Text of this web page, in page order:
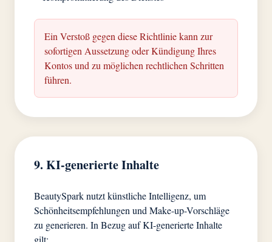
Ein Verstoß gegen diese Richtlinie kann zur
sofortigen Aussetzung oder Kündigung Ihres
Kontos und zu möglichen rechtlichen Schritten
führen.
9. KI-generierte Inhalte
BeautySpark nutzt künstliche Intelligenz, um
Schönheitsempfehlungen und Make-up-Vorschläge
zu generieren. In Bezug auf KI-generierte Inhalte
gilt: